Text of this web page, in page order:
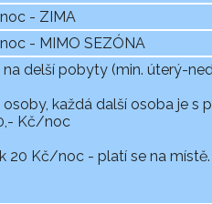
- ZIMA
- MIMO SEZÓNA
delší pobyty (min. úterý-
každá další osoba je s
Kč/noc
20 Kč/noc - platí se na místě.